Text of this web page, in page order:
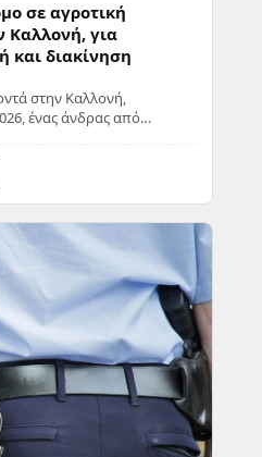
σε αγροτική
Καλλονή, για
και διακίνηση
στην Καλλονή,
ένας άνδρας από